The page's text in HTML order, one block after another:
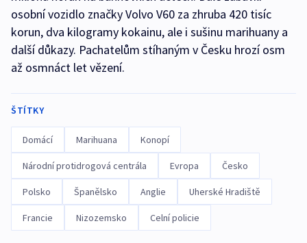
osobní vozidlo značky Volvo V60 za zhruba 420 tisíc
korun, dva kilogramy kokainu, ale i sušinu marihuany a
další důkazy. Pachatelům stíhaným v Česku hrozí osm
až osmnáct let vězení.
ŠTÍTKY
Domácí Marihuana Konopí
Národní protidrogová centrála Evropa Česko
Polsko Španělsko Anglie Uherské Hradiště
Francie Nizozemsko Celní policie